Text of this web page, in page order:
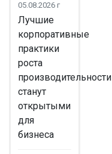
05.08.2026 г
Лучшие
корпоративные
практики
роста
производительности
станут
открытыми
для
бизнеса